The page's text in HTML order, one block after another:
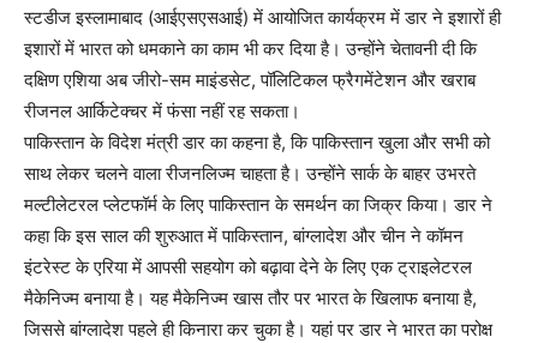
स्टडीज इस्लामाबाद (आईएसएसआई) में आयोजित कार्यक्रम में डार ने इशारों ही
इशारों में भारत को धमकाने का काम भी कर दिया है। उन्होंने चेतावनी दी कि
दक्षिण एशिया अब जीरो-सम माइंडसेट, पॉलिटिकल फ्रैगमेंटेशन और खराब
रीजनल आर्किटेक्चर में फंसा नहीं रह सकता।
पाकिस्तान के विदेश मंत्री डार का कहना है, कि पाकिस्तान खुला और सभी को
साथ लेकर चलने वाला रीजनलिज्म चाहता है। उन्होंने सार्क के बाहर उभरते
मल्टीलेटरल प्लेटफॉर्म के लिए पाकिस्तान के समर्थन का जिक्र किया। डार ने
कहा कि इस साल की शुरुआत में पाकिस्तान, बांग्लादेश और चीन ने कॉमन
इंटरेस्ट के एरिया में आपसी सहयोग को बढ़ावा देने के लिए एक ट्राइलेटरल
मैकेनिज्म बनाया है। यह मैकेनिज्म खास तौर पर भारत के खिलाफ बनाया है,
जिससे बांग्लादेश पहले ही किनारा कर चुका है। यहां पर डार ने भारत का परोक्ष